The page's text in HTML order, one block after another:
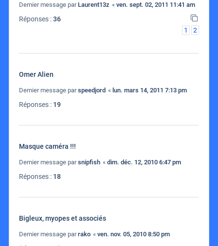
Dernier message par Laurent13z « ven. sept. 02, 2011 11:41 am
Réponses :36
1
2
Omer Alien
Dernier message parspeedjord « lun. mars 14, 2011 7:13 pm
Réponses : 19
Masque caméra !!!
Dernier message parsnipfish « dim. déc. 12, 2010 6:47 pm
Réponses : 18
Bigleux, myopes et associés
Dernier message parrako « ven. nov. 05, 2010 8:50 pm